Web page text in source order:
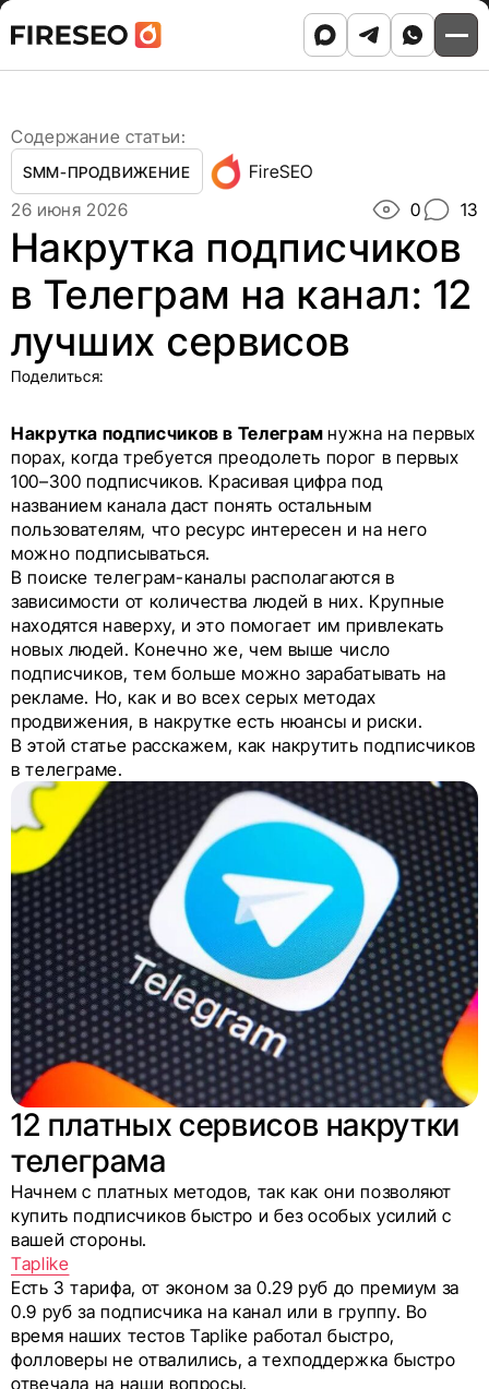
Skip
toСсылки
хлебных
Ссылки
хлебных
Накрутка подписчиков в Телеграм на канал: 12
Содержание статьи:
SMM-ПРОДВИЖЕНИЕ
FireSEO
26 июня 2026
0 13
Накрутка подписчиков
в Телеграм на канал: 12
лучших сервисов
Поделиться:
Накрутка подписчиков в Телеграмнужна на первых
порах, когда требуется преодолеть порог в первых
100–300 подписчиков. Красивая цифра под
названием канала даст понять остальным
пользователям, что ресурс интересен и на него
можно подписываться.
В поиске телеграм-каналы располагаются в
зависимости от количества людей в них. Крупные
находятся наверху, и это помогает им привлекать
новых людей. Конечно же, чем выше число
подписчиков, тем больше можно зарабатывать на
рекламе. Но, как и во всех серых методах
продвижения, в накрутке есть нюансы и риски.
В этой статье расскажем, как накрутить подписчиков
в телеграме.
12 платных сервисов накрутки
телеграма
Начнем с платных методов, так как они позволяют
купить подписчиков быстро и без особых усилий с
вашей стороны.
Taplike
Есть 3 тарифа, от эконом за 0.29 руб до премиум за
0.9 руб за подписчика на канал или в группу. Во
время наших тестов Taplike работал быстро,
фолловеры не отвалились, а техподдержка быстро
отвечала на наши вопросы.